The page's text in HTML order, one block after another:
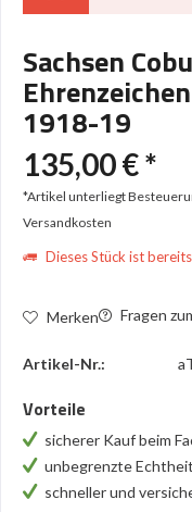
Sachsen
1918-19
135,00 € *
*Artikel unterliegt
Versandkosten
Dieses Stück ist
Merken Fragen
Artikel-Nr.:
Vorteile
sicherer Kauf beim
unbegrenzte
schneller und